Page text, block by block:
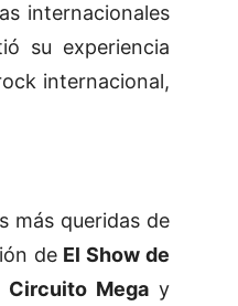
internacionales
su experiencia
internacional,
más queridas de
de El Show de
Circuito Mega y